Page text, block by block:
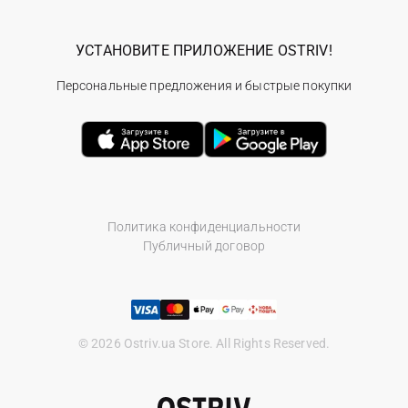
Политика конфиденциальности
Публичный договор
© 2026 Ostriv.ua Store. All Rights Reserved.
УСТАНОВИТЕ ПРИЛОЖЕНИЕ OSTRIV!
Персональные предложения и быстрые покупки